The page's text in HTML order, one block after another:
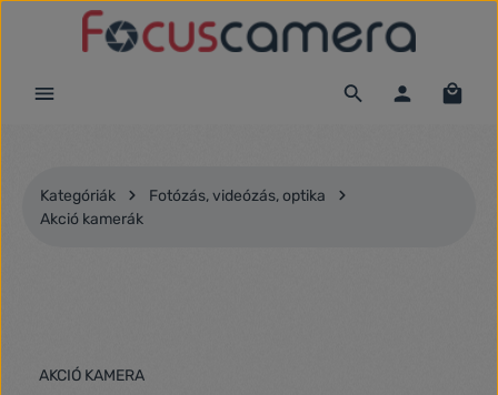
Ugrás a fő tartalomra
Kategóriák
Fotózás, videózás, optika
Akció kamerák
AKCIÓ KAMERA